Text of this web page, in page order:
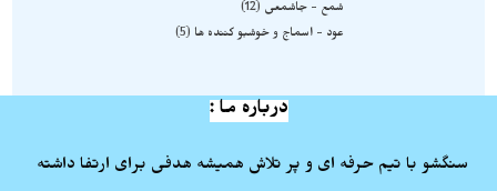
شمع - جاشمعی
12
عود - اسماج و خوشبو کننده ها
5
درباره ما :
سنگشو با تیم حرفه ای و پر تلاش همیشه هدفی برای ارتفا داشته